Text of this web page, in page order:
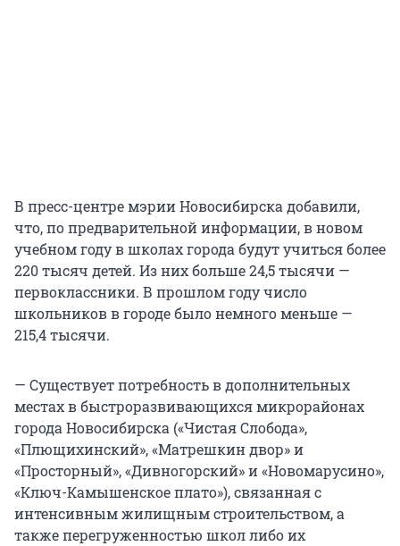
В пресс-центре мэрии Новосибирска добавили,
что, по предварительной информации, в новом
учебном году в школах города будут учиться более
220 тысяч детей. Из них больше 24,5 тысячи —
первоклассники. В прошлом году число
школьников в городе было немного меньше —
215,4 тысячи.
— Существует потребность в дополнительных
местах в быстроразвивающихся микрорайонах
города Новосибирска («Чистая Слобода»,
«Плющихинский», «Матрешкин двор» и
«Просторный», «Дивногорский» и «Новомарусино»,
«Ключ-Камышенское плато»), связанная с
интенсивным жилищным строительством, а
также перегруженностью школ либо их